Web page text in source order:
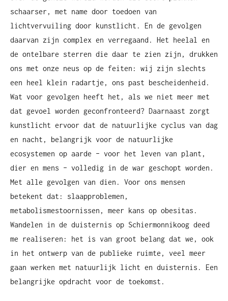
schaarser, met name door toedoen van
lichtvervuiling door kunstlicht. En de gevolgen
daarvan zijn complex en verregaand. Het heelal en
de ontelbare sterren die daar te zien zijn, drukken
ons met onze neus op de feiten: wij zijn slechts
een heel klein radartje, ons past bescheidenheid.
Wat voor gevolgen heeft het, als we niet meer met
dat gevoel worden geconfronteerd? Daarnaast zorgt
kunstlicht ervoor dat de natuurlijke cyclus van dag
en nacht, belangrijk voor de natuurlijke
ecosystemen op aarde – voor het leven van plant,
dier en mens – volledig in de war geschopt worden.
Met alle gevolgen van dien. Voor ons mensen
betekent dat: slaapproblemen,
metabolismestoornissen, meer kans op obesitas.
Wandelen in de duisternis op Schiermonnikoog deed
me realiseren: het is van groot belang dat we, ook
in het ontwerp van de publieke ruimte, veel meer
gaan werken met natuurlijk licht en duisternis. Een
belangrijke opdracht voor de toekomst.